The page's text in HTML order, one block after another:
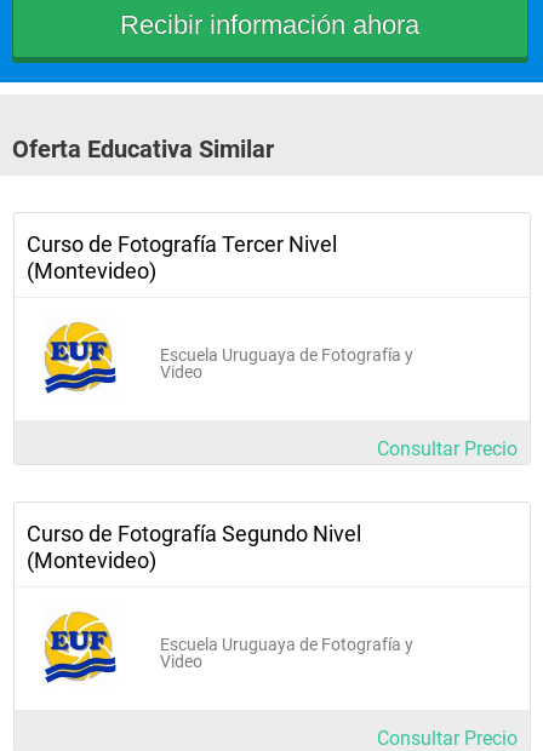
Oferta Educativa Similar
Curso de Fotografía Tercer Nivel
(Montevideo)
Escuela Uruguaya de Fotografía y
Video
Consultar Precio
Curso de Fotografía Segundo Nivel
(Montevideo)
Escuela Uruguaya de Fotografía y
Video
Consultar Precio